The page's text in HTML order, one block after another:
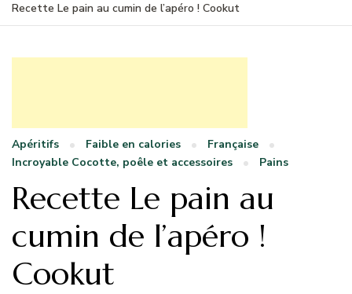
Recette Le pain au cumin de l’apéro ! Cookut
Apéritifs Faible en calories
Française
Incroyable Cocotte, poêle et accessoires
Pains
Recette Le pain au
cumin de l’apéro !
Cookut